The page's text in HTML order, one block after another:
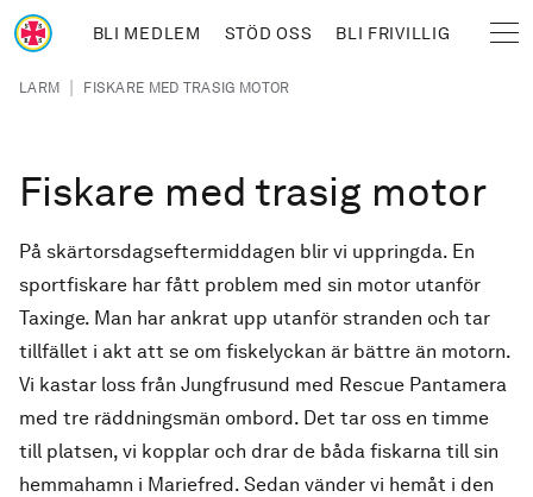
Hoppa till huvudinnehåll
BLI MEDLEM STÖD OSS BLI FRIVILLIG
Länkstig
LARM | FISKARE MED TRASIG MOTOR
Fiskare med trasig motor
På skärtorsdagseftermiddagen blir vi uppringda. En
sportfiskare har fått problem med sin motor utanför
Taxinge. Man har ankrat upp utanför stranden och tar
tillfället i akt att se om fiskelyckan är bättre än motorn.
Vi kastar loss från Jungfrusund med Rescue Pantamera
med tre räddningsmän ombord. Det tar oss en timme
till platsen, vi kopplar och drar de båda fiskarna till sin
hemmahamn i Mariefred. Sedan vänder vi hemåt i den